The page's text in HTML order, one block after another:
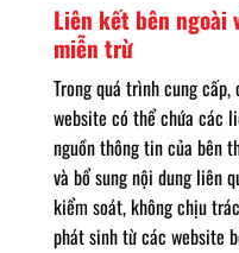
Liên kết bên ngoài
miễn trừ
Trong quá trình cung
website có thể chứa các
nguồn thông tin của bên
và bổ sung nội dung liên
kiểm soát, không chịu
phát sinh từ các website